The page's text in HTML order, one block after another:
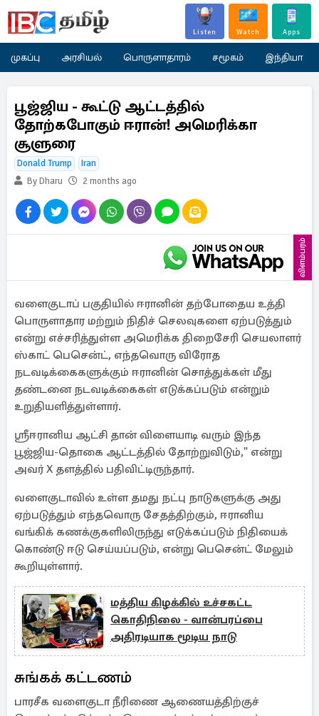
Listen Watch Apps
முகப்பு அரசியல் பொருளாதாரம் சமூகம் இந்தியா
பூஜ்ஜிய - கூட்டு ஆட்டத்தில்
தோற்கபோகும் ஈரான்! அமெரிக்கா
சூளுரை
Donald Trump
Iran
By Dharu
2 months ago
விளம்பரம்
வளைகுடாப் பகுதியில் ஈரானின் தற்போதைய உத்தி
பொருளாதார மற்றும் நிதிச் செலவுகளை ஏற்படுத்தும்
என்று எச்சரித்துள்ள அமெரிக்க திறைசேரி செயலாளர்
ஸ்காட் பெசென்ட், எந்தவொரு விரோத
நடவடிக்கைகளுக்கும் ஈரானின் சொத்துக்கள் மீது
தண்டனை நடவடிக்கைகள் எடுக்கப்படும் என்றும்
உறுதியளித்துள்ளார்.
ஸ்ரீஈரானிய ஆட்சி தான் விளையாடி வரும் இந்த
பூஜ்ஜிய-தொகை ஆட்டத்தில் தோற்றுவிடும்," என்று
அவர் X தளத்தில் பதிவிட்டிருந்தார்.
வளைகுடாவில் உள்ள தமது நட்பு நாடுகளுக்கு அது
ஏற்படுத்தும் எந்தவொரு சேதத்திற்கும், ஈரானிய
வங்கிக் கணக்குகளிலிருந்து எடுக்கப்படும் நிதியைக்
கொண்டு ஈடு செய்யப்படும், என்று பெசென்ட் மேலும்
கூறியுள்ளார்.
மத்திய கிழக்கில் உச்சகட்ட
கொதிநிலை - வான்பரப்பை
அதிரடியாக மூடிய நாடு
சுங்கக் கட்டணம்
பாரசீக வளைகுடா நீரிணை ஆணையத்திற்குச்